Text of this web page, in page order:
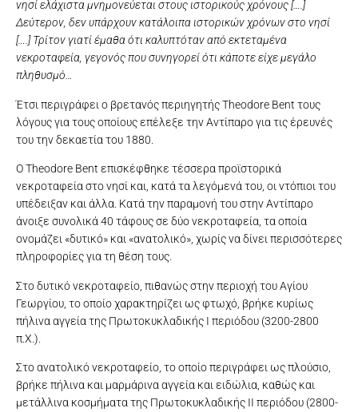
νησί ελάχιστα μνημονεύεται στους ιστορικούς χρόνους [….]
Δεύτερον, δεν υπάρχουν κατάλοιπα ιστορικών χρόνων στο νησί
[….] Τρίτον γιατί έμαθα ότι καλυπτόταν από εκτεταμένα
νεκροταφεία, γεγονός που συνηγορεί ότι κάποτε είχε μεγάλο
πληθυσμό…
Έτσι περιγράφει ο βρετανός περιηγητής Theodore Bent τους
λόγους για τους οποίους επέλεξε την Αντίπαρο για τις έρευνές
του την δεκαετία του 1880.
Ο Theodore Bent επισκέφθηκε τέσσερα προϊστορικά
νεκροταφεία στο νησί και, κατά τα λεγόμενά του, οι ντόπιοι του
υπέδειξαν και άλλα. Κατά την παραμονή του στην Αντίπαρο
άνοιξε συνολικά 40 τάφους σε δύο νεκροταφεία, τα οποία
ονομάζει «δυτικό» και «ανατολικό», χωρίς να δίνει περισσότερες
πληροφορίες για τη θέση τους.
Στο δυτικό νεκροταφείο, πιθανώς στην περιοχή του Αγίου
Γεωργίου, το οποίο χαρακτηρίζει ως φτωχό, βρήκε κυρίως
πήλινα αγγεία της Πρωτοκυκλαδικής Ι περιόδου (3200-2800
π.Χ.).
Στο ανατολικό νεκροταφείο, το οποίο περιγράφει ως πλούσιο,
βρήκε πήλινα και μαρμάρινα αγγεία και ειδώλια, καθώς και
μετάλλινα κοσμήματα της Πρωτοκυκλαδικής ΙΙ περιόδου (2800-